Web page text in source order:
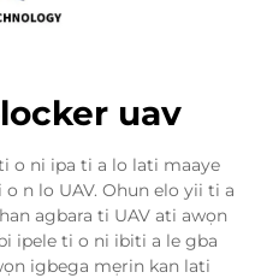
uav
o ni ipa ti a lo lati maaye
n lo UAV. Ohun elo yii ti a
agbara ti UAV ati awọn
ipele ti o ni ibiti a le gba
igbega mẹrin kan lati